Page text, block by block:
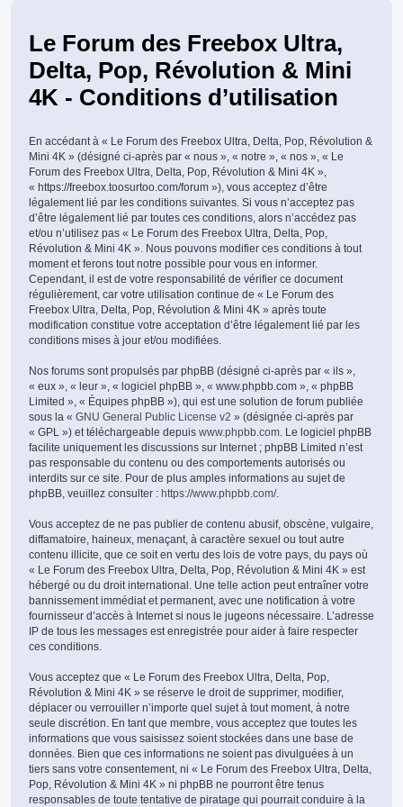
Le Forum des Freebox Ultra,
Delta, Pop, Révolution & Mini
4K - Conditions d’utilisation
En accédant à « Le Forum des Freebox Ultra, Delta, Pop, Révolution &
Mini 4K » (désigné ci-après par « nous », « notre », « nos », « Le
Forum des Freebox Ultra, Delta, Pop, Révolution & Mini 4K »,
« https://freebox.toosurtoo.com/forum »), vous acceptez d’être
légalement lié par les conditions suivantes. Si vous n’acceptez pas
d’être légalement lié par toutes ces conditions, alors n’accédez pas
et/ou n’utilisez pas « Le Forum des Freebox Ultra, Delta, Pop,
Révolution & Mini 4K ». Nous pouvons modifier ces conditions à tout
moment et ferons tout notre possible pour vous en informer.
Cependant, il est de votre responsabilité de vérifier ce document
régulièrement, car votre utilisation continue de « Le Forum des
Freebox Ultra, Delta, Pop, Révolution & Mini 4K » après toute
modification constitue votre acceptation d’être légalement lié par les
conditions mises à jour et/ou modifiées.
Nos forums sont propulsés par phpBB (désigné ci-après par « ils »,
« eux », « leur », « logiciel phpBB », « www.phpbb.com », « phpBB
Limited », « Équipes phpBB »), qui est une solution de forum publiée
sous la « GNU General Public License v2 » (désignée ci-après par
« GPL ») et téléchargeable depuis www.phpbb.com. Le logiciel phpBB
facilite uniquement les discussions sur Internet ; phpBB Limited n’est
pas responsable du contenu ou des comportements autorisés ou
interdits sur ce site. Pour de plus amples informations au sujet de
phpBB, veuillez consulter : https://www.phpbb.com/.
Vous acceptez de ne pas publier de contenu abusif, obscène, vulgaire,
diffamatoire, haineux, menaçant, à caractère sexuel ou tout autre
contenu illicite, que ce soit en vertu des lois de votre pays, du pays où
« Le Forum des Freebox Ultra, Delta, Pop, Révolution & Mini 4K » est
hébergé ou du droit international. Une telle action peut entraîner votre
bannissement immédiat et permanent, avec une notification à votre
fournisseur d’accès à Internet si nous le jugeons nécessaire. L’adresse
IP de tous les messages est enregistrée pour aider à faire respecter
ces conditions.
Vous acceptez que « Le Forum des Freebox Ultra, Delta, Pop,
Révolution & Mini 4K » se réserve le droit de supprimer, modifier,
déplacer ou verrouiller n’importe quel sujet à tout moment, à notre
seule discrétion. En tant que membre, vous acceptez que toutes les
informations que vous saisissez soient stockées dans une base de
données. Bien que ces informations ne soient pas divulguées à un
tiers sans votre consentement, ni « Le Forum des Freebox Ultra, Delta,
Pop, Révolution & Mini 4K » ni phpBB ne pourront être tenus
responsables de toute tentative de piratage qui pourrait conduire à la